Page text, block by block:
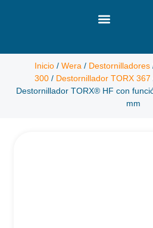
Inicio/ Wera / Destornilladores
300/ Destornillador TORX 367
Destornillador TORX® HF con
mm